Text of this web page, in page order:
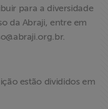
para a diversidade
da Abraji, entre em
.
estão divididos em